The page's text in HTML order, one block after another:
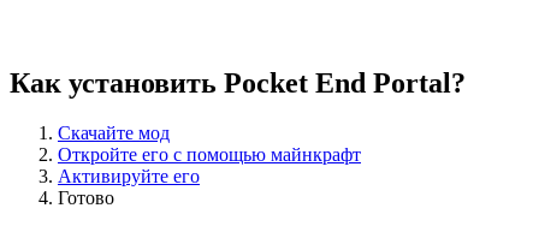
Как установить Pocket End Portal?
Скачайте мод
Откройте его с помощью майнкрафт
Активируйте его
Готово